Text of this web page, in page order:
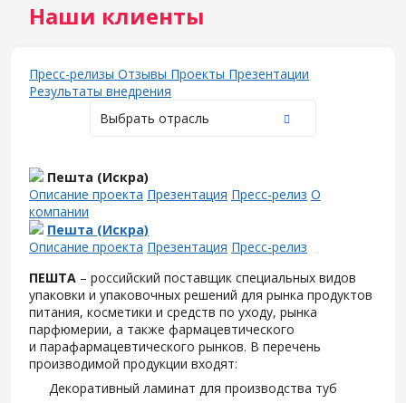
Наши клиенты
Пресс-релизы Отзывы Проекты Презентации
Результаты внедрения
Выбрать отрасль
Пешта (Искра)
Описание проекта Презентация Пресс-релиз О
компании
Пешта (Искра)
Описание проекта Презентация Пресс-релиз
ПЕШТА – российский поставщик специальных видов
упаковки и упаковочных решений для рынка продуктов
питания, косметики и средств по уходу, рынка
парфюмерии, а также фармацевтического
и парафармацевтического рынков. В перечень
производимой продукции входят:
Декоративный ламинат для производства туб